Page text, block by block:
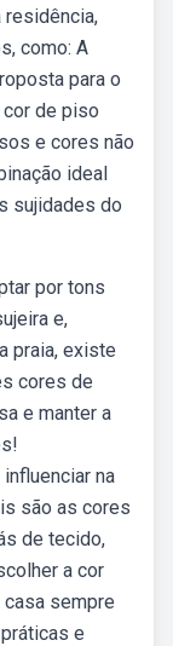
residência,
como: A
para o
de piso
e cores não
ideal
sujidades do
por tons
e,
praia, existe
cores de
e manter a
na
são as cores
de tecido,
a cor
casa sempre
e